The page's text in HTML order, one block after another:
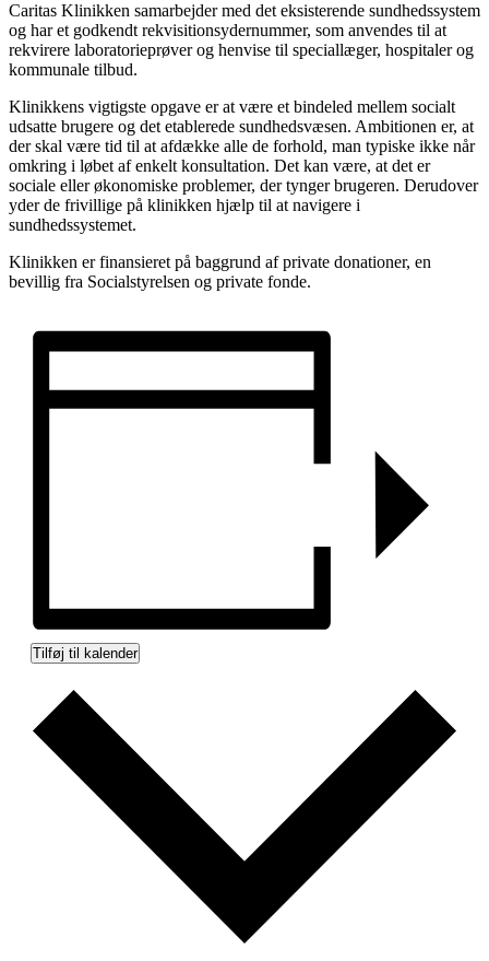
Caritas Klinikken samarbejder med det eksisterende sundhedssystem
og har et godkendt rekvisitionsydernummer, som anvendes til at
rekvirere laboratorieprøver og henvise til speciallæger, hospitaler og
kommunale tilbud.
Klinikkens vigtigste opgave er at være et bindeled mellem socialt
udsatte brugere og det etablerede sundhedsvæsen. Ambitionen er, at
der skal være tid til at afdække alle de forhold, man typiske ikke når
omkring i løbet af enkelt konsultation. Det kan være, at det er
sociale eller økonomiske problemer, der tynger brugeren. Derudover
yder de frivillige på klinikken hjælp til at navigere i
sundhedssystemet.
Klinikken er finansieret på baggrund af private donationer, en
bevillig fra Socialstyrelsen og private fonde.
Tilføj til kalender